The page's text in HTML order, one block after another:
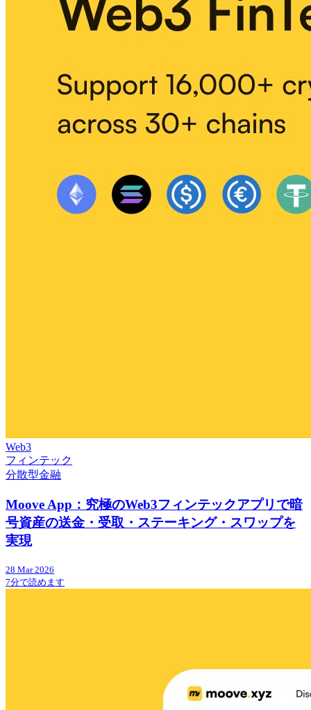
Web3
フィンテック
分散型金融
Moove App：究極のWeb3フィンテックアプリで暗
号資産の送金・受取・ステーキング・スワップを
実現
28 Mar 2026
7分で読めます